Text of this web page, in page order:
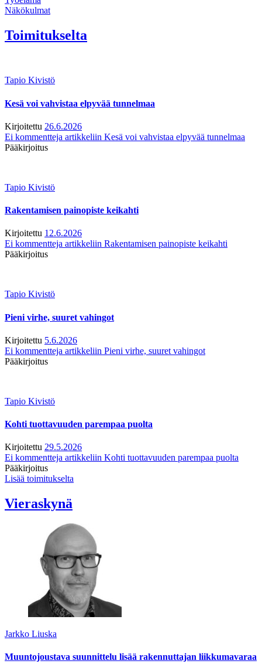
Näkökulmat
Toimitukselta
Tapio Kivistö
Kesä voi vahvistaa elpyvää tunnelmaa
Kirjoitettu 26.6.2026
Ei kommentteja artikkeliin Kesä voi vahvistaa elpyvää tunnelmaa
Pääkirjoitus
Tapio Kivistö
Rakentamisen painopiste keikahti
Kirjoitettu 12.6.2026
Ei kommentteja artikkeliin Rakentamisen painopiste keikahti
Pääkirjoitus
Tapio Kivistö
Pieni virhe, suuret vahingot
Kirjoitettu 5.6.2026
Ei kommentteja artikkeliin Pieni virhe, suuret vahingot
Pääkirjoitus
Tapio Kivistö
Kohti tuottavuuden parempaa puolta
Kirjoitettu 29.5.2026
Ei kommentteja artikkeliin Kohti tuottavuuden parempaa puolta
Pääkirjoitus
Lisää toimitukselta
Vieraskynä
Jarkko Liuska
Muuntojoustava suunnittelu lisää rakennuttajan liikkumavaraa